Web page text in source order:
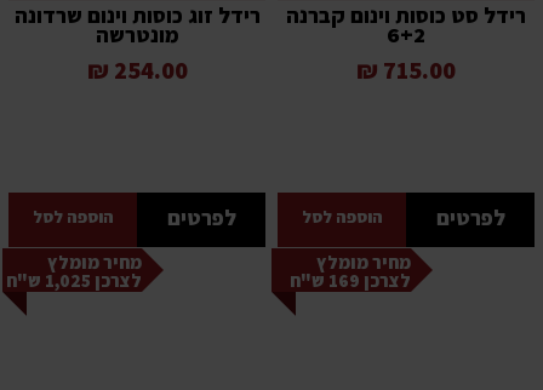
רידל סט כוסות וינום קברנה
6+2
715.00 ₪
לפרטים הוספה לסל
רידל זוג כוסות וינום שרדונה
מונטרשה
254.00 ₪
לפרטים הוספה לסל
מחיר מומלץ
לצרכן 169 ש"ח
מחיר מומלץ
לצרכן 1,025 ש"ח